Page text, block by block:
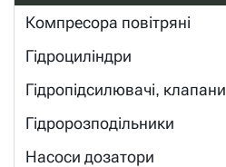
Компресора повітряні
Гідроциліндри
Гідропідсилювачі, клапани
Гідророзподільники
Насоси дозатори